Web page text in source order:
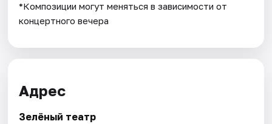
*Композиции могут меняться в зависимости от
концертного вечера
Адрес
Зелёный театр